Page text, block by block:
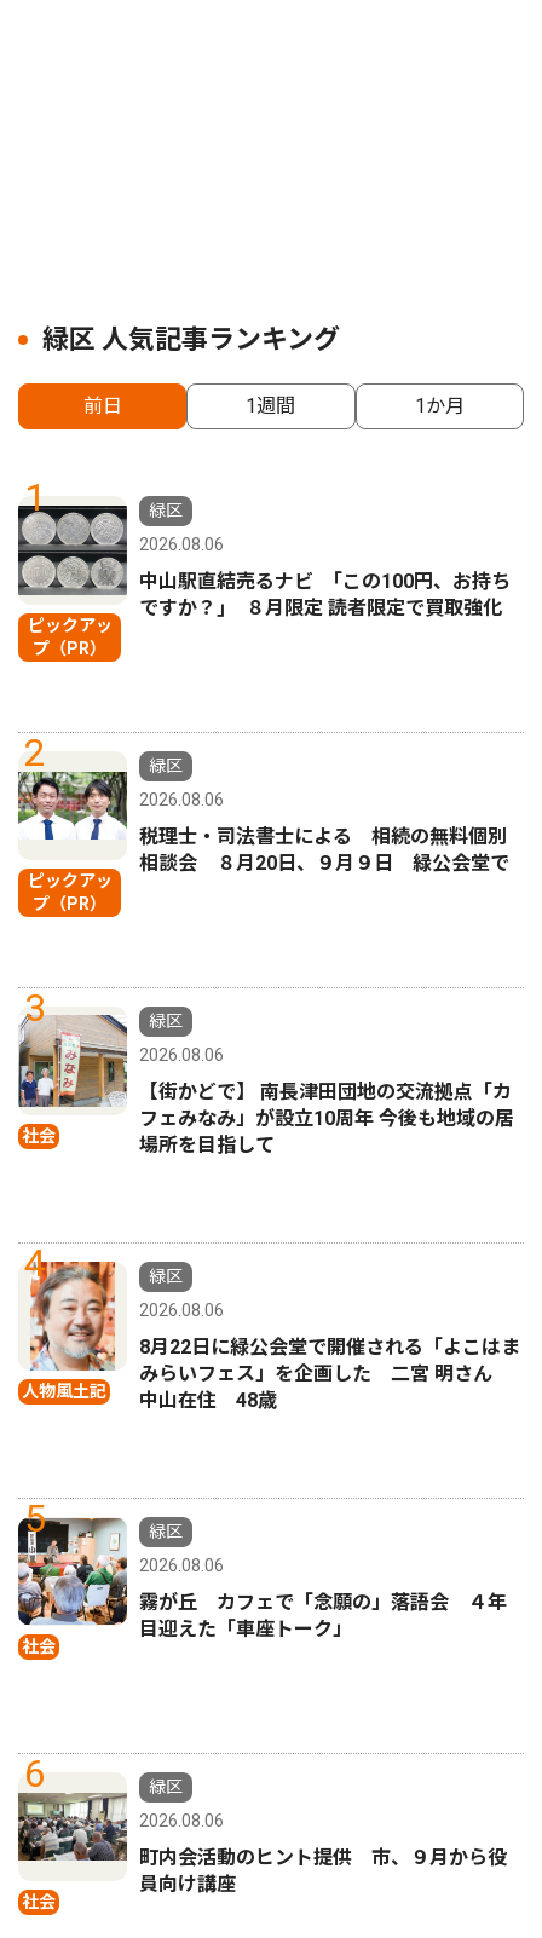
緑区 人気記事ランキング
前日 1週間 1か月
1
ピックアッ
プ（PR）
緑区
2026.08.06
中山駅直結売るナビ ｢この100円、お持ち
ですか？｣ ８月限定 読者限定で買取強化
2
ピックアッ
プ（PR）
緑区
2026.08.06
税理士・司法書士による 相続の無料個別
相談会 ８月20日、９月９日 緑公会堂で
3
社会
緑区
2026.08.06
【街かどで】 南長津田団地の交流拠点「カ
フェみなみ」が設立10周年 今後も地域の居
場所を目指して
4
人物風土記
緑区
2026.08.06
8月22日に緑公会堂で開催される「よこはま
みらいフェス」を企画した 二宮 明さん
中山在住 48歳
5
社会
緑区
2026.08.06
霧が丘 カフェで「念願の」落語会 ４年
目迎えた「車座トーク」
6
社会
緑区
2026.08.06
町内会活動のヒント提供 市、９月から役
員向け講座